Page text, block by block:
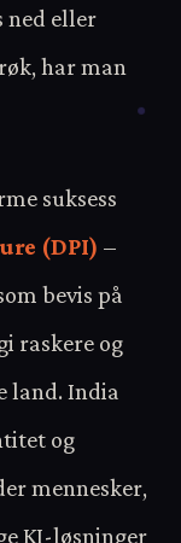
ned eller
har man
suksess
(DPI) –
bevis på
raskere og
land. India
og
mennesker,
KI-løsninger